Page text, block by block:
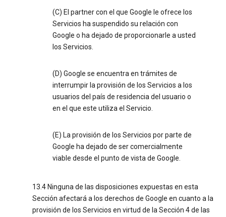
(C) El partner con el que Google le ofrece los
Servicios ha suspendido su relación con
Google o ha dejado de proporcionarle a usted
los Servicios.
(D) Google se encuentra en trámites de
interrumpir la provisión de los Servicios a los
usuarios del país de residencia del usuario o
en el que este utiliza el Servicio.
(E) La provisión de los Servicios por parte de
Google ha dejado de ser comercialmente
viable desde el punto de vista de Google.
13.4 Ninguna de las disposiciones expuestas en esta
Sección afectará a los derechos de Google en cuanto a la
provisión de los Servicios en virtud de la Sección 4 de las